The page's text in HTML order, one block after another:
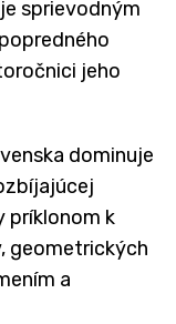
sprievodným
jeho
dominuje
príklonom k
geometrických
a